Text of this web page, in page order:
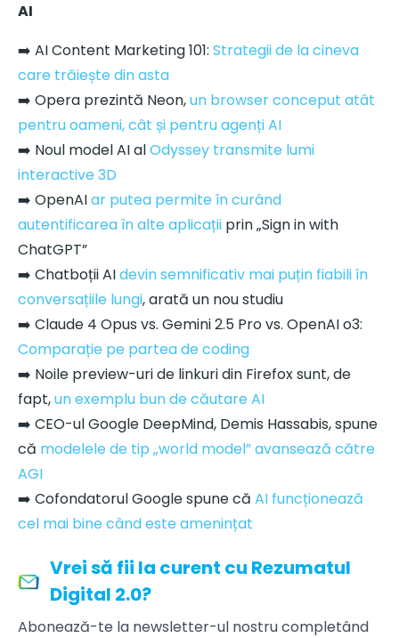
AI
➡️ AI Content Marketing 101: Strategii de la cineva
care trăiește din asta
➡️ Opera prezintă Neon,un browser conceput atât
pentru oameni, cât și pentru agenți AI
➡️ Noul model AI alOdyssey transmite lumi
interactive 3D
➡️ OpenAIar putea permite în curând
autentificarea în alte aplicații prin „Sign in with
ChatGPT”
➡️ Chatboții AIdevin semnificativ mai puțin fiabili în
conversațiile lungi, arată un nou studiu
➡️ Claude 4 Opus vs. Gemini 2.5 Pro vs. OpenAI o3:
Comparație pe partea de coding
➡️ Noile preview-uri de linkuri din Firefox sunt, de
fapt,un exemplu bun de căutare AI
➡️ CEO-ul Google DeepMind, Demis Hassabis, spune
că modelele de tip „world model” avansează către
AGI
➡️ Cofondatorul Google spune că AI funcționează
cel mai bine când este amenințat
Vrei să fii la curent cu Rezumatul
Digital 2.0?
Abonează-te la newsletter-ul nostru completând